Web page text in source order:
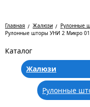
Главная Жалюзи Рулонные
Рулонные шторы УНИ 2 Микро
Каталог
Жалюзи
Рулонные